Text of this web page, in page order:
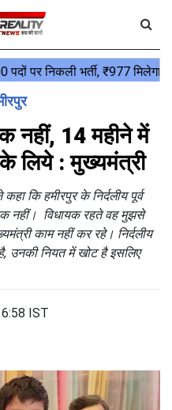
नहीं, 14 महीने में
लिये : मुख्यमंत्री
कि हमीरपुर के निर्दलीय पूर्व
नहीं। विधायक रहते वह मुझसे
काम नहीं कर रहे। निर्दलीय
उनकी नियत में खोट है इसलिए
IST